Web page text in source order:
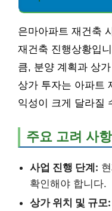
은마아파트 재건축
재건축 진행상황입
큼, 분양 계획과 상
상가 투자는 아파트
익성이 크게 달라질
주요 고려 사항
사업 진행 단계:
확인해야 합니다.
상가 위치 및 규모: